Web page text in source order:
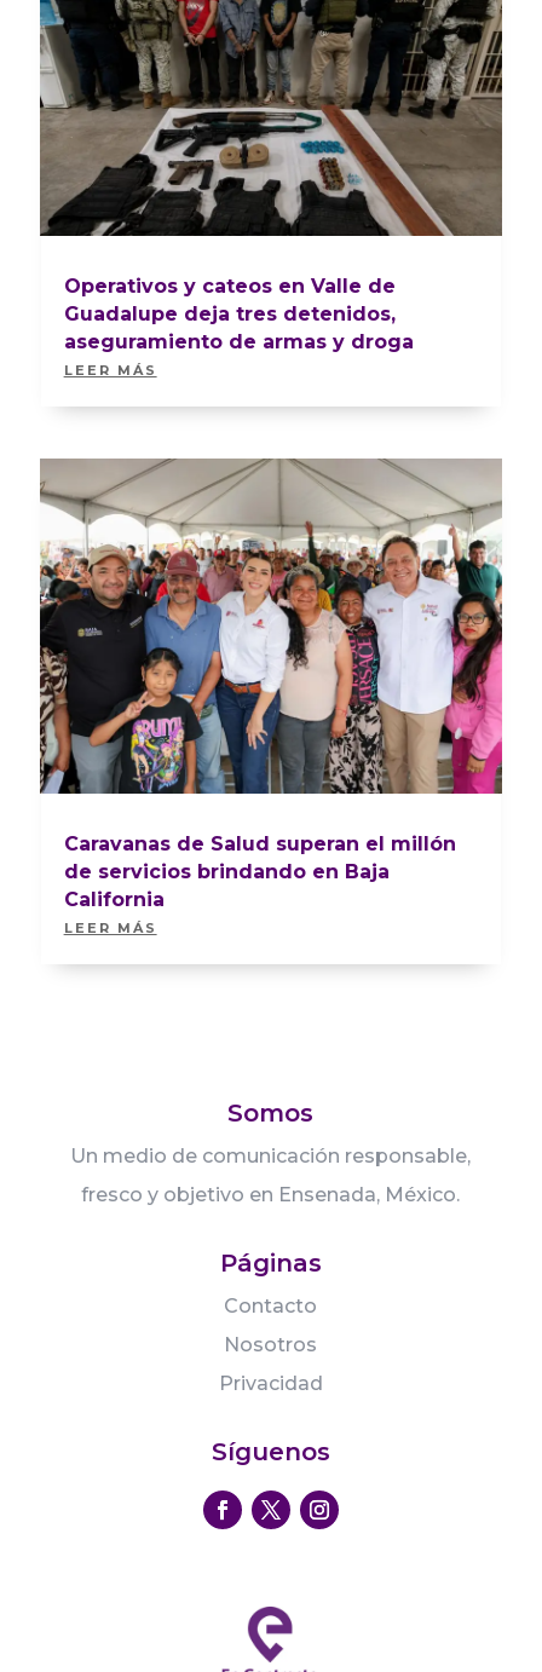
Operativos y cateos en Valle de
Guadalupe deja tres detenidos,
aseguramiento de armas y droga
LEER MÁS
Caravanas de Salud superan el millón
de servicios brindando en Baja
California
LEER MÁS
Somos
Un medio de comunicación responsable,
fresco y objetivo en Ensenada, México.
Páginas
Contacto
Nosotros
Privacidad
Síguenos